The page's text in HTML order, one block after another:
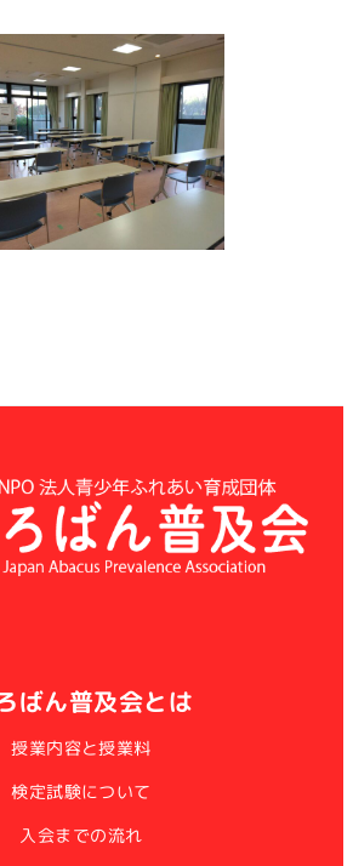
ばん普及会とは
授業内容と授業料
検定試験について
入会までの流れ